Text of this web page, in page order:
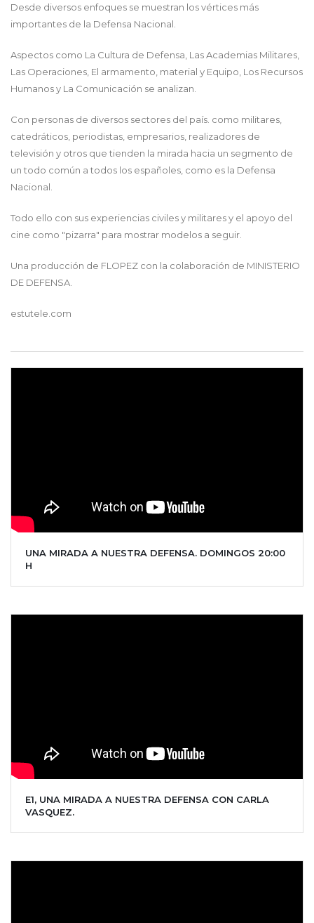
Desde diversos enfoques se muestran los vértices más
importantes de la Defensa Nacional.
Aspectos como La Cultura de Defensa, Las Academias Militares,
Las Operaciones, El armamento, material y Equipo, Los Recursos
Humanos y La Comunicación se analizan.
Con personas de diversos sectores del país. como militares,
catedráticos, periodistas, empresarios, realizadores de
televisión y otros que tienden la mirada hacia un segmento de
un todo común a todos los españoles, como es la Defensa
Nacional.
Todo ello con sus experiencias civiles y militares y el apoyo del
cine como "pizarra" para mostrar modelos a seguir.
Una producción de FLOPEZ con la colaboración de MINISTERIO
DE DEFENSA.
estutele.com
UNA MIRADA A NUESTRA DEFENSA. DOMINGOS 20:00
H
E1, UNA MIRADA A NUESTRA DEFENSA CON CARLA
VASQUEZ.